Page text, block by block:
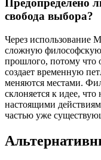
Предопределено
свобода выбора?
Через использование
сложную философскую
прошлого, потому что
создает временную
меняются местами.
склоняется к идее,
настоящими
частью уже